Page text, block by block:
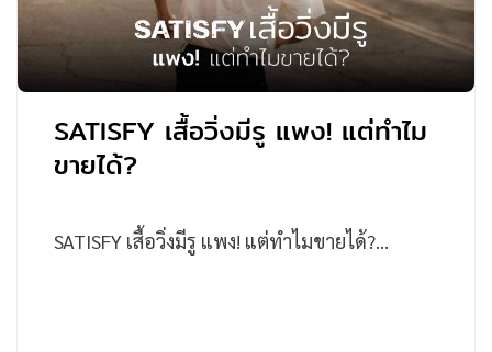
SATISFY เสื้อวิ่งมีรู แพง! แต่ทำไม
ขายได้?
SATISFY เสื้อวิ่งมีรู แพง! แต่ทำไมขายได้?…